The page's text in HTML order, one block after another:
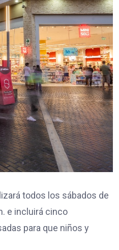
todos los sábados de
e incluirá cinco
para que niños y